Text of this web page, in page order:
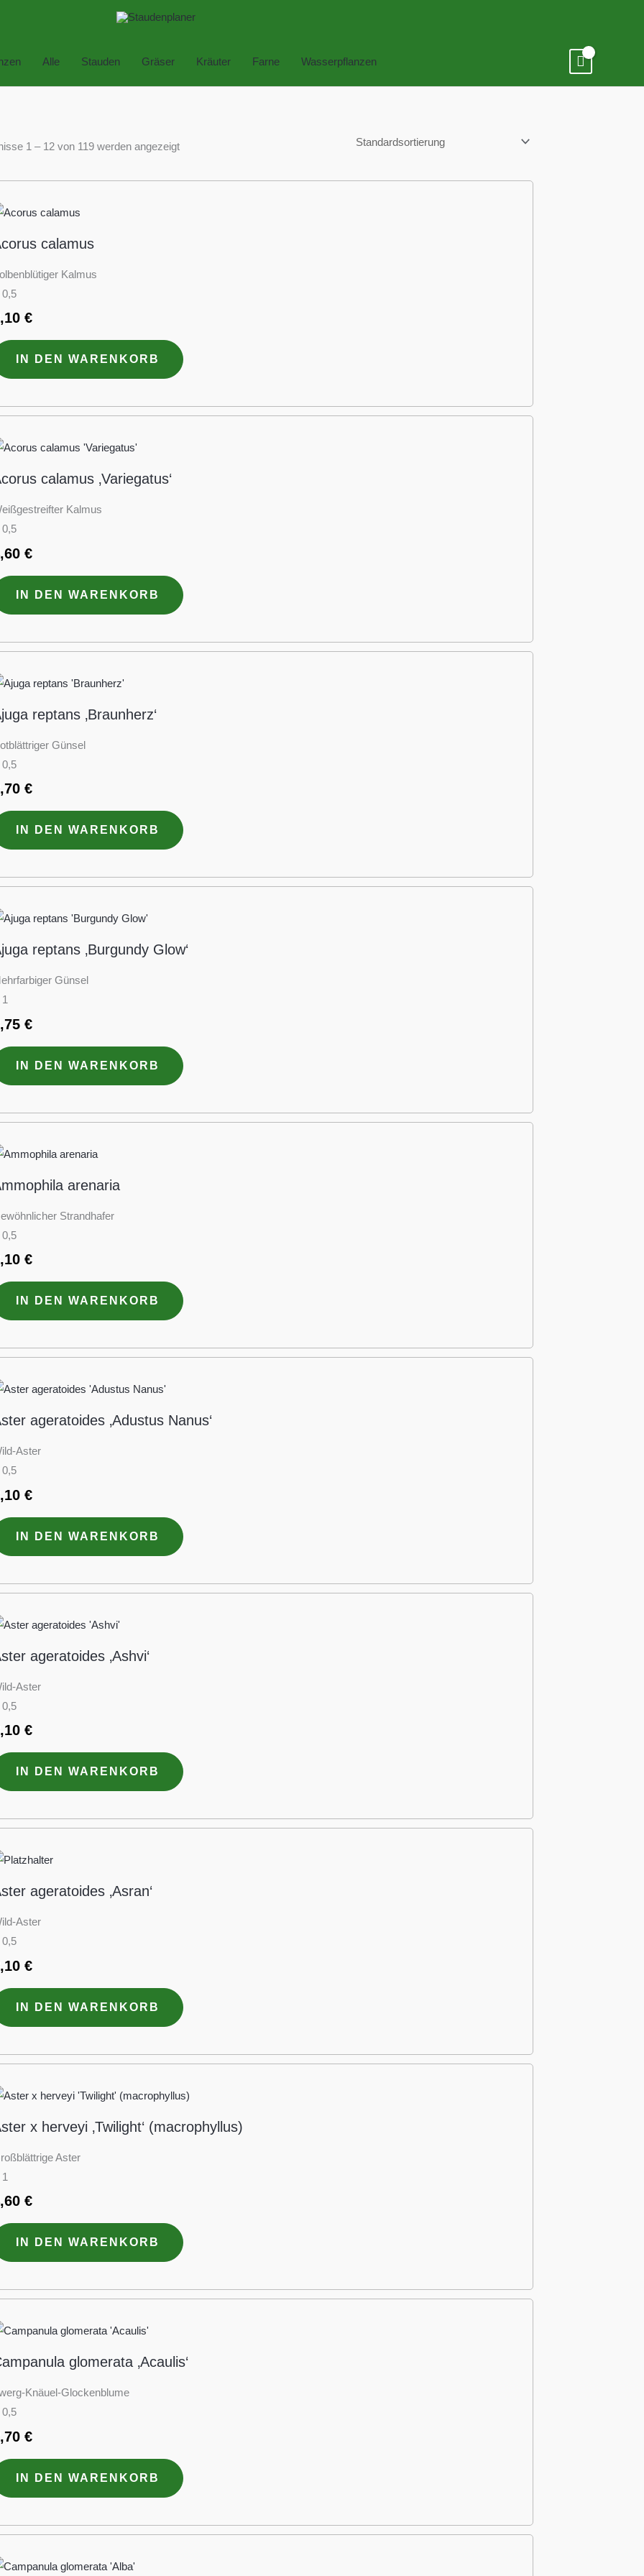
Alle Stauden Gräser Kräuter Farne Wasserpflanzen
1 – 12 von 119 werden angezeigt
calamus
Kalmus
0,5
€
IN DEN WARENKORB
calamus ‚Variegatus‘
Kalmus
0,5
€
IN DEN WARENKORB
reptans ‚Braunherz‘
Günsel
0,5
€
IN DEN WARENKORB
reptans ‚Burgundy Glow‘
Günsel
€
IN DEN WARENKORB
arenaria
Strandhafer
0,5
€
IN DEN WARENKORB
ageratoides ‚Adustus Nanus‘
Aster
0,5
€
IN DEN WARENKORB
ageratoides ‚Ashvi‘
Aster
0,5
€
IN DEN WARENKORB
ageratoides ‚Asran‘
Aster
0,5
€
IN DEN WARENKORB
x herveyi ‚Twilight‘ (macrophyllus)
Aster
€
IN DEN WARENKORB
glomerata ‚Acaulis‘
Knäuel-Glockenblume
0,5
€
IN DEN WARENKORB